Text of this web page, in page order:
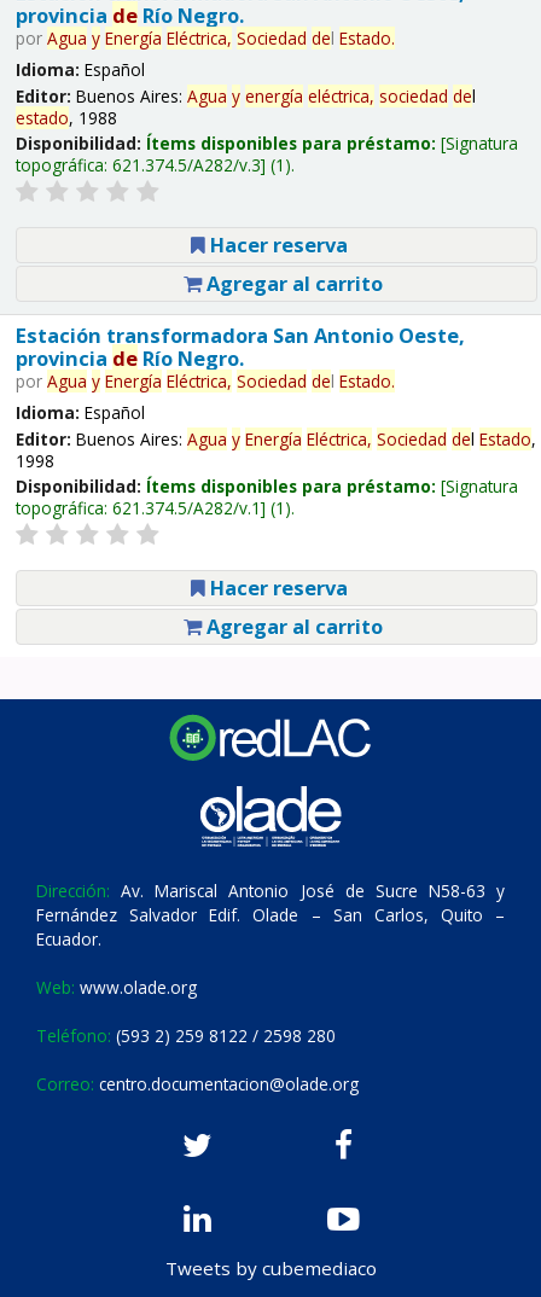
provincia deRío Negro.
por Agua y Energía Eléctrica, Sociedad del Estado.
Idioma: Español
Editor: Buenos Aires: Agua y energía eléctrica, sociedad del
estado, 1988
Disponibilidad: Ítems disponibles para préstamo: Signatura
topográfica: 621.374.5/A282/v.3 (1).
Hacer reserva
Agregar al carrito
Estación transformadora San Antonio Oeste,
provincia deRío Negro.
por Agua y Energía Eléctrica, Sociedad del Estado.
Idioma: Español
Editor: Buenos Aires: Agua y Energía Eléctrica, Sociedad del Estado,
1998
Disponibilidad: Ítems disponibles para préstamo: Signatura
topográfica: 621.374.5/A282/v.1 (1).
Hacer reserva
Agregar al carrito
Dirección: Av. Mariscal Antonio José de Sucre N58-63 y
Fernández Salvador Edif. Olade – San Carlos, Quito –
Ecuador.
Web: www.olade.org
Teléfono: (593 2) 259 8122 / 2598 280
Correo: centro.documentacion@olade.org
Tweets by cubemediaco